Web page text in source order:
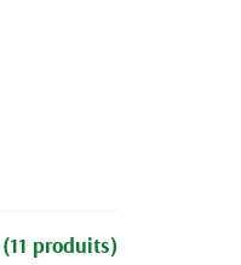
(11 produits)